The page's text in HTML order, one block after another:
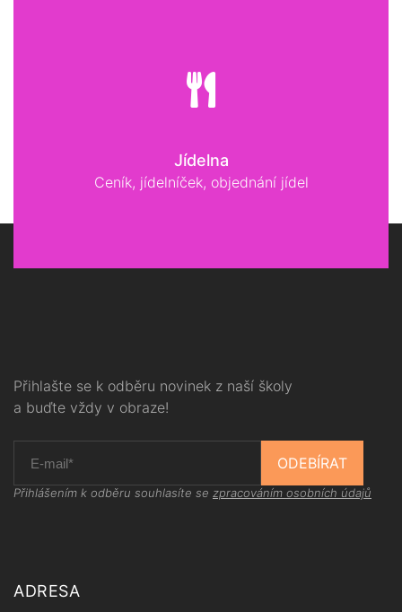
Jídelna
Ceník, jídelníček, objednání jídel
Přihlašte se k odběru novinek z naší školy
a buďte vždy v obraze!
ODEBÍRAT
Přihlášením k odběru souhlasíte se zpracováním osobních údajů
ADRESA